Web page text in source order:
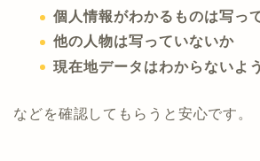
個人情報がわかるものは写っ
他の人物は写っていないか
現在地データはわからないよ
などを確認してもらうと安心です。